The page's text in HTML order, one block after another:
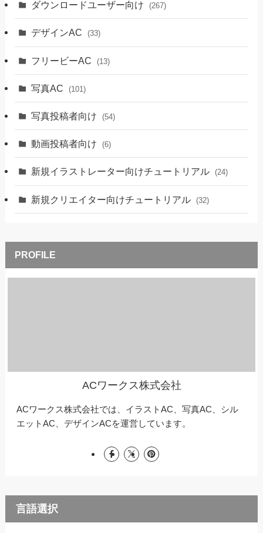
ダウンロードユーザー向け (267)
デザインAC (33)
フリービーAC (13)
写真AC (101)
写真投稿者向け (54)
動画投稿者向け (6)
新規イラストレーター向けチュートリアル (24)
新規クリエイター向けチュートリアル (32)
ACワークス株式会社
ACワークス株式会社では、イラストAC、写真AC、シル
エットAC、デザインACを運営しています。
言語選択